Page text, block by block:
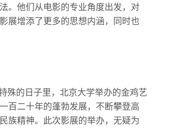
。他们从电影的专业角度出发，对
展增添了更多的思想内涵，同时也
殊的日子里，北京大学举办的金鸡艺
百二十年的蓬勃发展，不断攀登高
族精神。此次影展的举办，无疑为